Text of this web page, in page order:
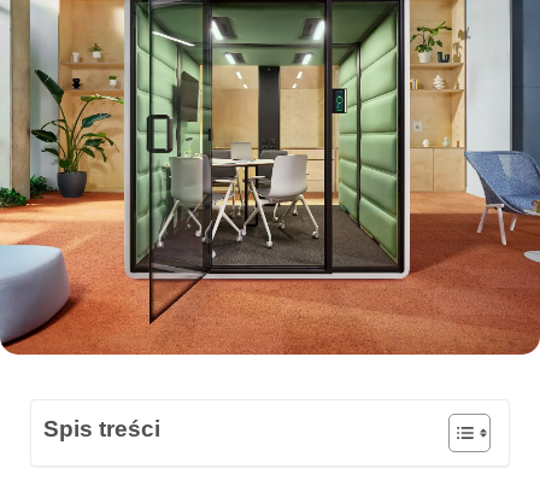
Spis treści